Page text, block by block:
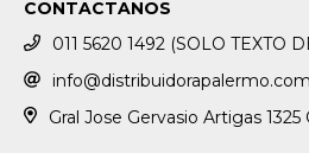
CONTACTANOS
011 5620 1492 (SOLO TEXTO
Gral Jose Gervasio Artigas 1325